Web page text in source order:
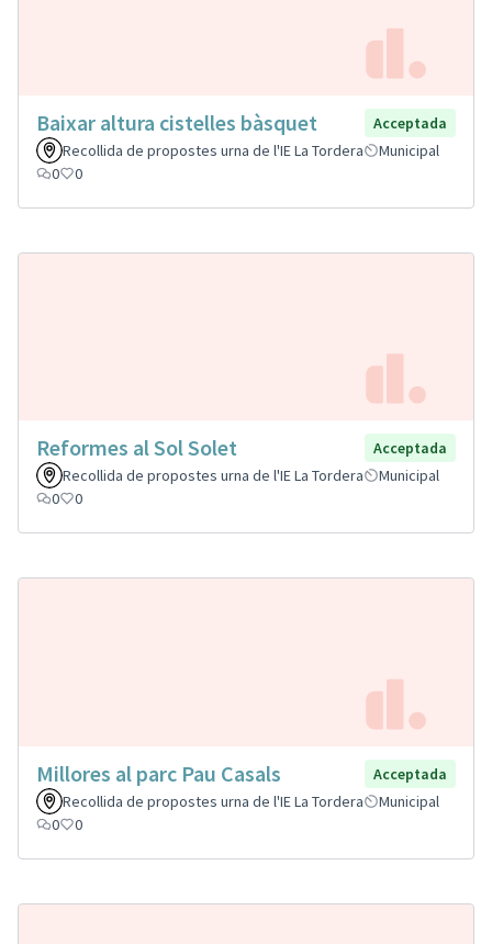
Baixar altura cistelles bàsquet
Acceptada
Recollida de propostes urna de l'IE La Tordera
Municipal
0
0
Reformes al Sol Solet
Acceptada
Recollida de propostes urna de l'IE La Tordera
Municipal
0
0
Millores al parc Pau Casals
Acceptada
Recollida de propostes urna de l'IE La Tordera
Municipal
0
0